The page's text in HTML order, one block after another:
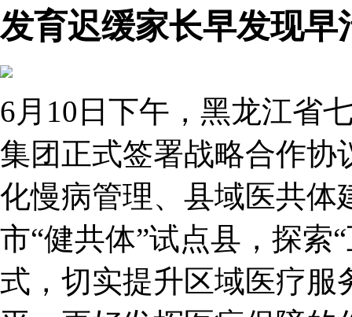
发育迟缓家长早发现早
6月10日下午，黑龙江省
集团正式签署战略合作协
化慢病管理、县域医共体
市“健共体”试点县，探索
式，切实提升区域医疗服